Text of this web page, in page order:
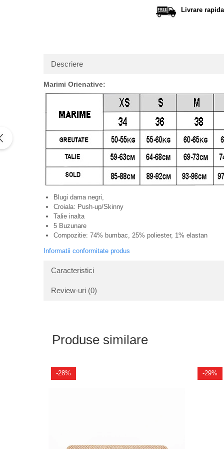
Livrare rapida
Descriere
Marimi Orienative:
Blugi dama negri,
Croiala: Push-up/Skinny
Talie inalta
5 Buzunare
Compozitie: 74% bumbac, 25% poliester, 1% elastan
Informatii conformitate produs
Caracteristici
Review-uri (0)
Produse similare
-28% -29%